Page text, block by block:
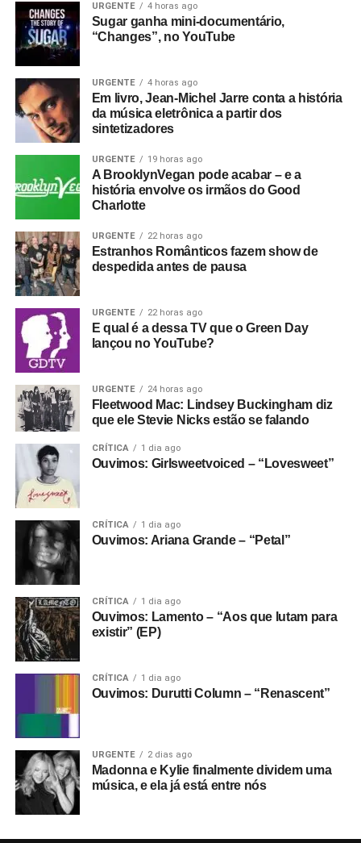
URGENTE 4 horas ago
Sugar ganha mini-documentário,
“Changes”, no YouTube
URGENTE 4 horas ago
Em livro, Jean-Michel Jarre conta a história
da música eletrônica a partir dos
sintetizadores
URGENTE 19 horas ago
A BrooklynVegan pode acabar – e a
história envolve os irmãos do Good
Charlotte
URGENTE 22 horas ago
Estranhos Românticos fazem show de
despedida antes de pausa
URGENTE 22 horas ago
E qual é a dessa TV que o Green Day
lançou no YouTube?
URGENTE 24 horas ago
Fleetwood Mac: Lindsey Buckingham diz
que ele Stevie Nicks estão se falando
CRÍTICA 1 dia ago
Ouvimos: Girlsweetvoiced – “Lovesweet”
CRÍTICA 1 dia ago
Ouvimos: Ariana Grande – “Petal”
CRÍTICA 1 dia ago
Ouvimos: Lamento – “Aos que lutam para
existir” (EP)
CRÍTICA 1 dia ago
Ouvimos: Durutti Column – “Renascent”
URGENTE 2 dias ago
Madonna e Kylie finalmente dividem uma
música, e ela já está entre nós